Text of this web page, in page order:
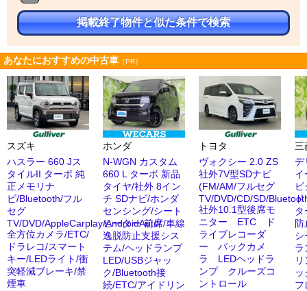
掲載終了物件と似た条件で検索
あなたにおすすめの中古車 ［PR］
スズキ
ハスラー 660 Jス
タイルII ターボ 純
正メモリナ
ビ/Bluetooth/フル
セグ
TV/DVD/AppleCarplay/AndroidAuto/
全方位カメラ/ETC/
ドラレコ/スマート
キー/LEDライト/衝
突軽減ブレーキ/禁
煙車
ホンダ
N-WGN カスタム
660 L ターボ 新品
タイヤ/社外 8イン
チ SDナビ/ホンダ
センシング/シート
ヒーター 前席/車線
逸脱防止支援シス
テム/ヘッドランプ
LED/USBジャッ
ク/Bluetooth接
続/ETC/アイドリン
トヨタ
ヴォクシー 2.0 ZS
社外7V型SDナビ
(FM/AM/フルセグ
TV/DVD/CD/SD/
社外10.1型後席モ
ニター ETC ド
ライブレコーダ
ー バックカメ
ラ LEDヘッドラ
ンプ クルーズコ
ントロール
三
デ
イ
ド
防
シ
ラ
フ